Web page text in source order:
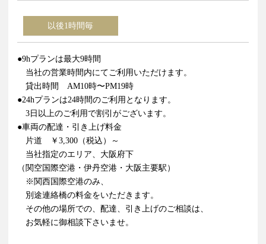
以後1時間毎
●9hプランは最大9時間
当社の営業時間内にてご利用いただけます。
貸出時間 AM10時〜PM19時
●24hプランは24時間のご利用となります。
3日以上のご利用で割引がございます。
●車両の配達・引き上げ料金
片道 ￥3,300（税込）～
当社指定のエリア、大阪府下
（関空国際空港・伊丹空港・大阪主要駅）
※関西国際空港のみ、
別途連絡橋の料金をいただきます。
その他の場所での、配達、引き上げのご相談は、
お気軽に御相談下さいませ。